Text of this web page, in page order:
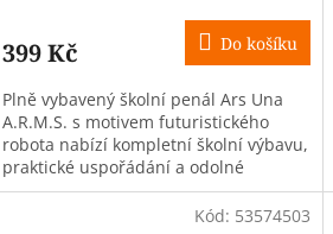
399 Kč Do košíku
Plně vybavený školní penál Ars Una
A.R.M.S. s motivem futuristického
robota nabízí kompletní školní výbavu,
praktické uspořádání a odolné
provedení pro školáky na 1. stupni ZŠ.
Kód: 53574503